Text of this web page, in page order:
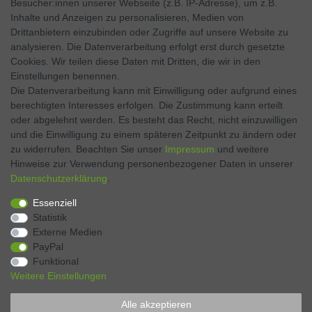
Twitter
Instagram
VERTRAG WIDERRUFEN Kontakt
Zahlen Sie bequem per
Besucher:innen unserer Webseite (z.B. IP-Adresse), um z.B.
Inhalte und Anzeigen zu personalisieren, Medien von
Drittanbietern einzubinden oder Zugriffe auf unsere Website zu
analysieren. Die Datenverarbeitung erfolgt erst durch gesetzte
Cookies. Wir teilen diese Daten mit Dritten, die wir in den
Einstellungen benennen.
Die Datenverarbeitung kann mit Einwilligung oder aufgrund eines
berechtigten Interesses erfolgen. Die Zustimmung kann erteilt
oder abgelehnt werden. Es besteht das Recht, nicht einzuwilligen
und die Einwilligung zu einem späteren Zeitpunkt zu ändern oder
zu widerrufen. Beachten Sie unser Impressum und weitere
Hinweise zur Verwendung personenbezogener Daten in unserer
Daten­schutz­erklärung
Essenziell
Statistik
Externe Medien
PayPal
Funktional
Weitere Einstellungen
Alle akzeptieren